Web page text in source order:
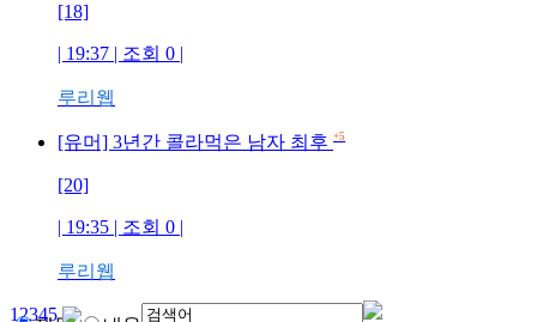
[18]
| 19:37 | 조회 0 |
루리웹
[유머] 3년간 콜라먹은 남자 최후 +5
[20]
| 19:35 | 조회 0 |
루리웹
12345